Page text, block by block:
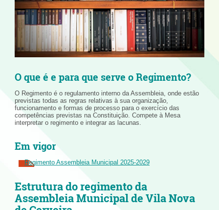
O que é e para que serve o Regimento?
O Regimento é o regulamento interno da Assembleia, onde estão
previstas todas as regras relativas à sua organização,
funcionamento e formas de processo para o exercício das
competências previstas na Constituição. Compete à Mesa
interpretar o regimento e integrar as lacunas.
Em vigor
Regimento Assembleia Municipal 2025-2029
Estrutura do regimento da
Assembleia Municipal de Vila Nova